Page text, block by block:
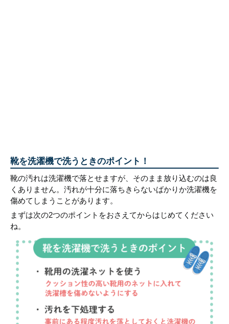
靴を洗濯機で洗うときのポイント！
靴の汚れは洗濯機で落とせますが、そのまま放り込むのは良
くありません。汚れが十分に落ちきらないばかりか洗濯機を
傷めてしまうことがあります。
まずは次の2つのポイントをおさえてからはじめてください
ね。